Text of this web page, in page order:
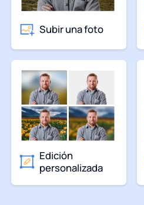
Subir una foto
Edición
personalizada